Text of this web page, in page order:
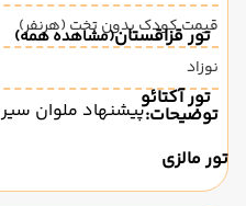
تور قزاقستان(مشاهده همه)
تور آکتائو
تور مالزی
قیمت کودک بدون تخت (هرنفر)
نوزاد
توضیحات:پیشنهاد ملوان سیر